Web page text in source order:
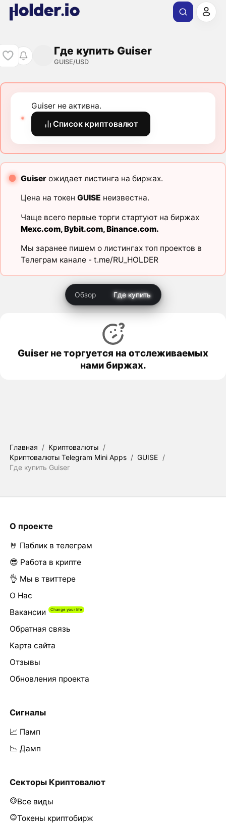
Где купить Guiser
GUISE/USD
Guiser не активна.
Список криптовалют
Guiserожидает листинга на биржах.
Цена на токен GUISE неизвестна.
Чаще всего первые торги стартуют на биржах
Mexc.com,Bybit.com,Binance.com.
Мы заранее пишем о листингах топ проектов в
Телеграм канале - t.me/RU_HOLDER
Обзор Где купить
Guiser не торгуется на отслеживаемых
нами биржах.
Главная / Криптовалюты /
Криптовалюты Telegram Mini Apps / GUISE /
Где купить Guiser
О проекте
🤘 Паблик в телеграм
😎 Работа в крипте
👌 Мы в твиттере
О Нас
Вакансии
Обратная связь
Карта сайта
Отзывы
Обновления проекта
Сигналы
📈 Памп
📉 Дамп
Секторы Криптовалют
Все виды
Токены криптобирж